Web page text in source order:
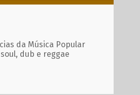
da Música Popular
dub e reggae